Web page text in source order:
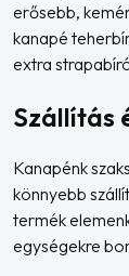
erősebb,
kanapé
extra
Szállítás
Kanapénk
könnyebb
termék
egységekre